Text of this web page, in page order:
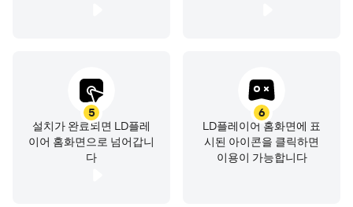
5
설치가 완료되면 LD플레
이어 홈화면으로 넘어갑니
다
6
LD플레이어 홈화면에 표
시된 아이콘을 클릭하면
이용이 가능합니다